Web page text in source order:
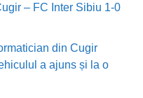
– FC Inter Sibiu 1-0
din Cugir
a ajuns și la o